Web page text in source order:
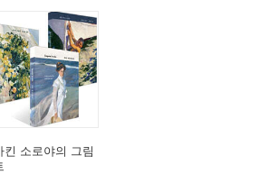
킨 소로야의 그림